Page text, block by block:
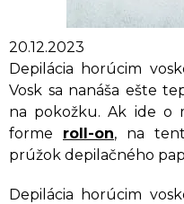
20.12.2023
Depilácia horúcim
Vosk sa nanáša ešte
na pokožku. Ak ide o
forme roll-on, na
prúžok depilačného
Depilácia horúcim